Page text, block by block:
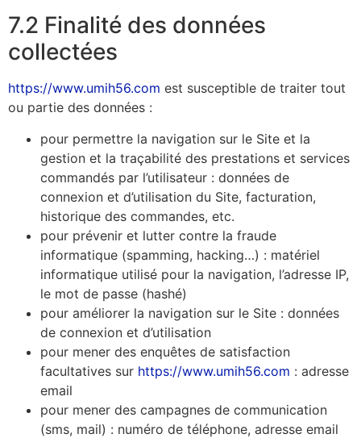
7.2 Finalité des données
collectées
https://www.umih56.com est susceptible de traiter tout
ou partie des données :
pour permettre la navigation sur le Site et la
gestion et la traçabilité des prestations et services
commandés par l’utilisateur : données de
connexion et d’utilisation du Site, facturation,
historique des commandes, etc.
pour prévenir et lutter contre la fraude
informatique (spamming, hacking…) : matériel
informatique utilisé pour la navigation, l’adresse IP,
le mot de passe (hashé)
pour améliorer la navigation sur le Site : données
de connexion et d’utilisation
pour mener des enquêtes de satisfaction
facultatives sur https://www.umih56.com : adresse
email
pour mener des campagnes de communication
(sms, mail) : numéro de téléphone, adresse email